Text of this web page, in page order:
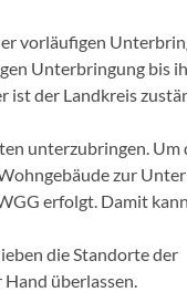
vorläufigen
Unterbringung bis
ist der Landkreis
unterzubringen. Um
zur
erfolgt. Damit
die Standorte der
überlassen.